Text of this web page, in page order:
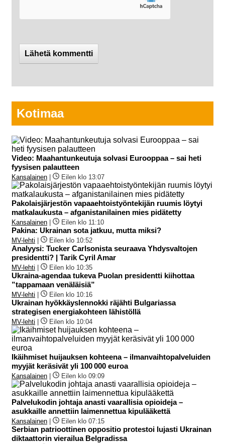
Kotimaa
Video: Maahantunkeutuja solvasi Eurooppaa – sai heti
fyysisen palautteen
Kansalainen Eilen klo 13:07
Pakolaisjärjestön vapaaehtoistyöntekijän ruumis löytyi
matkalaukusta – afganistanilainen mies pidätetty
Kansalainen Eilen klo 11:10
Pakina: Ukrainan sota jatkuu, mutta miksi?
MV-lehti Eilen klo 10:52
Analyysi: Tucker Carlsonista seuraava Yhdysvaltojen
presidentti? | Tarik Cyril Amar
MV-lehti Eilen klo 10:35
Ukraina-agendaa tukeva Puolan presidentti kiihottaa
”tappamaan venäläisiä”
MV-lehti Eilen klo 10:16
Ukrainan hyökkäyslennokki räjähti Bulgariassa
strategisen energiakohteen lähistöllä
MV-lehti Eilen klo 10:04
Ikäihmiset huijauksen kohteena – ilmanvaihtopalveluiden
myyjät keräsivät yli 100 000 euroa
Kansalainen Eilen klo 09:09
Palvelukodin johtaja anasti vaarallisia opioideja –
asukkaille annettiin laimennettua kipulääkettä
Kansalainen Eilen klo 07:15
Serbian patrioottinen oppositio protestoi lujasti Ukrainan
diktaattorin vierailua Belgradissa